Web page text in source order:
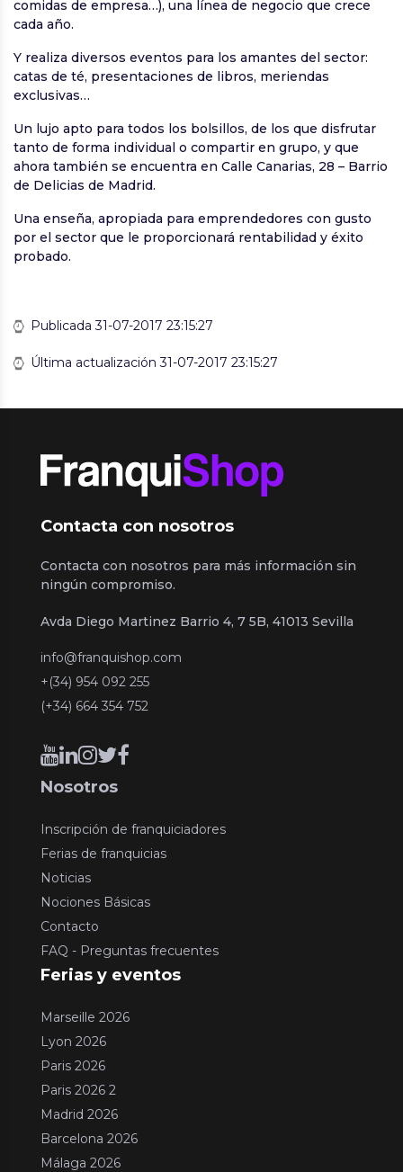
comidas de empresa…), una línea de negocio que crece
cada año.
Y realiza diversos eventos para los amantes del sector:
catas de té, presentaciones de libros, meriendas
exclusivas…
Un lujo apto para todos los bolsillos, de los que disfrutar
tanto de forma individual o compartir en grupo, y que
ahora también se encuentra en Calle Canarias, 28 – Barrio
de Delicias de Madrid.
Una enseña, apropiada para emprendedores con gusto
por el sector que le proporcionará rentabilidad y éxito
probado.
Publicada 31-07-2017 23:15:27
Última actualización 31-07-2017 23:15:27
Contacta con nosotros
Contacta con nosotros para más información sin
ningún compromiso.
Avda Diego Martinez Barrio 4, 7 5B, 41013 Sevilla
info@franquishop.com
+(34) 954 092 255
(+34) 664 354 752
Nosotros
Inscripción de franquiciadores
Ferias de franquicias
Noticias
Nociones Básicas
Contacto
FAQ - Preguntas frecuentes
Ferias y eventos
Marseille 2026
Lyon 2026
Paris 2026
Paris 2026 2
Madrid 2026
Barcelona 2026
Málaga 2026